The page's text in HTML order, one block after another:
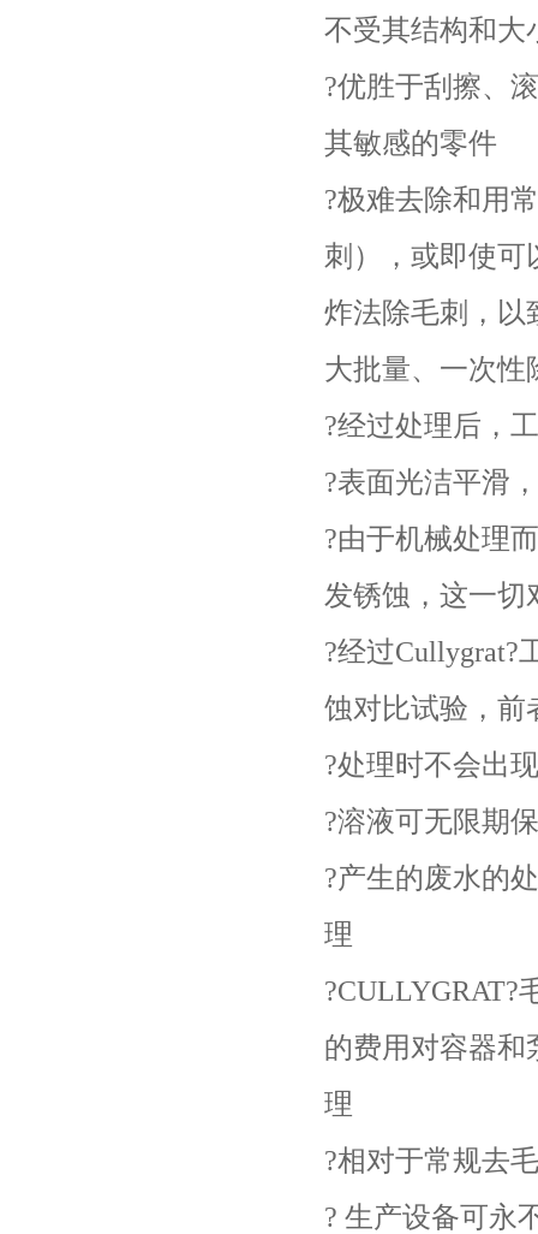
不受其结构和大
?优胜于刮擦、
其敏感的零件
?极难去除和用
刺），或即使可
炸法除毛刺，以
大批量、一次性
?经过处理后，
?表面光洁平滑
?由于机械处理
发锈蚀，这一切
?经过Cullygrat?
蚀对比试验，前
?处理时不会出
?溶液可无限期
?产生的废水的
理
?CULLYGRAT?
的费用对容器和
理
?相对于常规去
? 生产设备可永